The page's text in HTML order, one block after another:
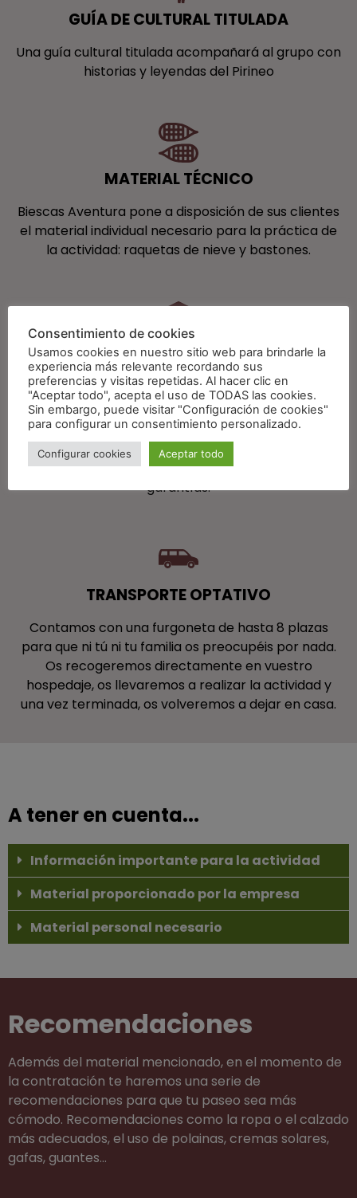
GUÍA DE CULTURAL TITULADA
Una guía cultural titulada acompañará al grupo con
historias y leyendas del Pirineo
MATERIAL TÉCNICO
Biescas Aventura pone a disposición de sus clientes
el material individual necesario para la práctica de
la actividad: raquetas de nieve y bastones.
SEGURO DE PRIMERA ASISTENCIA,
ACCIDENTE Y RESPONSABILIDAD CIVIL
Biescas Aventura es la empresa de Turismo
Activo TA-HU-172 y cuenta con todos los
permisos y seguros necesarios para el
desarrollo de esta actividad con todas las
garantías.
TRANSPORTE OPTATIVO
Contamos con una furgoneta de hasta 8 plazas
para que ni tú ni tu familia os preocupéis por nada.
Os recogeremos directamente en vuestro
hospedaje, os llevaremos a realizar la actividad y
una vez terminada, os volveremos a dejar en casa.
A tener en cuenta...
Información importante para la actividad
Material proporcionado por la empresa
Material personal necesario
Recomendaciones
Además del material mencionado, en el momento de
la contratación te haremos una serie de
recomendaciones para que tu paseo sea más
cómodo. Recomendaciones como la ropa o el calzado
más adecuados, el uso de polainas, cremas solares,
gafas, guantes…
Consentimiento de cookies
Usamos cookies en nuestro sitio web para brindarle la
experiencia más relevante recordando sus
preferencias y visitas repetidas. Al hacer clic en
"Aceptar todo", acepta el uso de TODAS las cookies.
Sin embargo, puede visitar "Configuración de cookies"
para configurar un consentimiento personalizado.
Configurar cookies Aceptar todo